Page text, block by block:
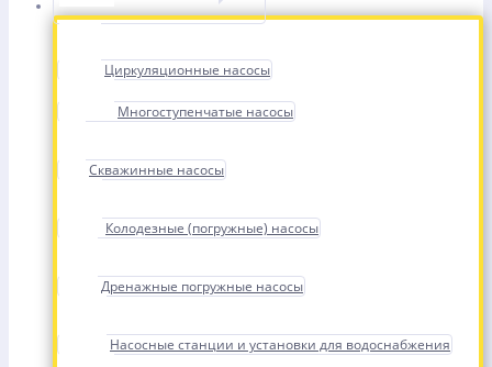
Циркуляционные насосы
Многоступенчатые насосы
Скважинные насосы
Колодезные (погружные) насосы
Дренажные погружные насосы
Насосные станции и установки для водоснабжения